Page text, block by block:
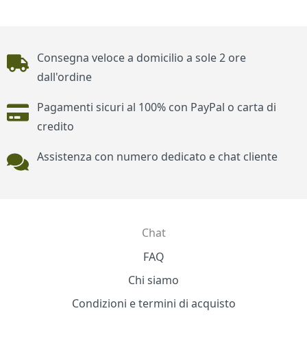
Piè di pagina
Consegna veloce a domicilio a sole 2 ore
dall'ordine
Pagamenti sicuri al 100% con PayPal o carta di
credito
Assistenza con numero dedicato e chat cliente
Chat
FAQ
Chi siamo
Condizioni e termini di acquisto